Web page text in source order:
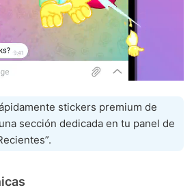
stickers premium de
sección dedicada en tu panel de